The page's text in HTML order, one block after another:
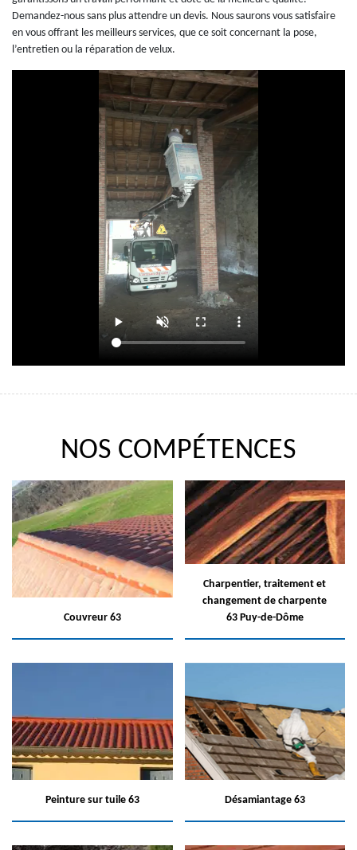
Demandez-nous sans plus attendre un devis. Nous saurons vous satisfaire
en vous offrant les meilleurs services, que ce soit concernant la pose,
l’entretien ou la réparation de velux.
NOS COMPÉTENCES
Couvreur 63
Charpentier, traitement et
changement de charpente
63 Puy-de-Dôme
Peinture sur tuile 63 Désamiantage 63